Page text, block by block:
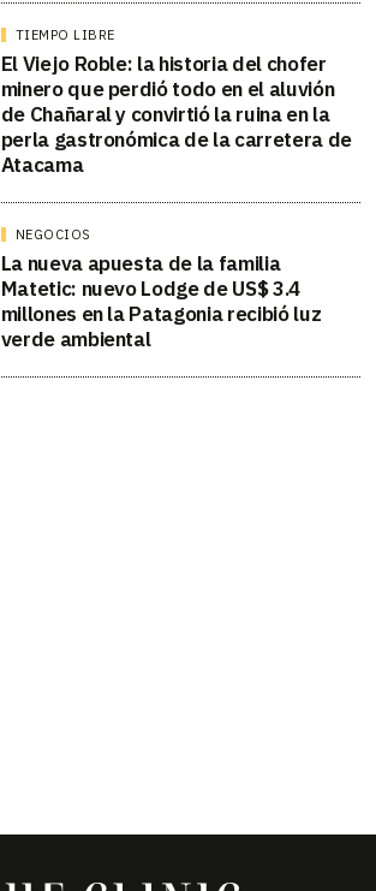
TIEMPO LIBRE
El Viejo Roble: la historia del chofer
minero que perdió todo en el aluvión
de Chañaral y convirtió la ruina en la
perla gastronómica de la carretera de
Atacama
NEGOCIOS
La nueva apuesta de la familia
Matetic: nuevo Lodge de US$ 3.4
millones en la Patagonia recibió luz
verde ambiental